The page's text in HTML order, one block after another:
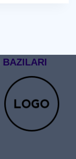
BAZILARI